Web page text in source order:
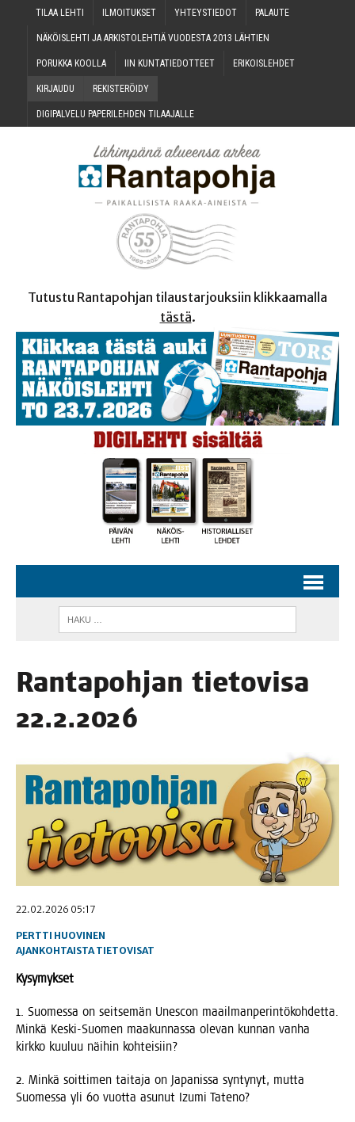
TILAA LEH­TI ILMOI­TUK­SET YHTEYS­TIE­DOT PALAU­TE
NÄKÖIS­LEH­TI JA ARKIS­TO­LEH­TIÄ VUO­DES­TA 2013 LÄHTIEN
PORUK­KA KOOLLA IIN KUN­TA­TIE­DOT­TEET ERI­KOIS­LEH­DET
KIR­JAU­DU REKIS­TE­RÖI­DY
DIGI­PAL­VE­LU PAPE­RI­LEH­DEN TILAAJALLE
Tutustu Rantapohjan tilaustarjouksiin klikkaamalla
tästä.
Ran­ta­poh­jan tie­to­vi­sa
22.2.2026
22.02.2026 05:17
PERTTI HUOVINEN
AJANKOHTAISTA TIETOVISAT
Kysy­myk­set
1. Suo­mes­sa on seit­se­män Unescon maa­il­man­pe­rin­tö­koh­det­ta.
Min­kä Kes­ki-Suo­men maa­kun­nas­sa ole­van kun­nan van­ha
kirk­ko kuu­luu näi­hin kohteisiin?
2. Min­kä soit­ti­men tai­ta­ja on Japa­nis­sa syn­ty­nyt, mut­ta
Suo­mes­sa yli 60 vuot­ta asu­nut Izu­mi Tateno?